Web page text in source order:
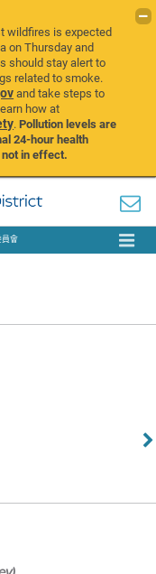
wildfires is expected
on Thursday and
should stay alert to
related to smoke.
and take steps to
how at
.Pollution levels are
24-hour health
in effect.
會